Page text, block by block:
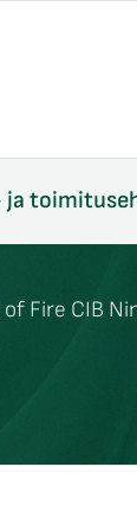
ja
Fire CIB